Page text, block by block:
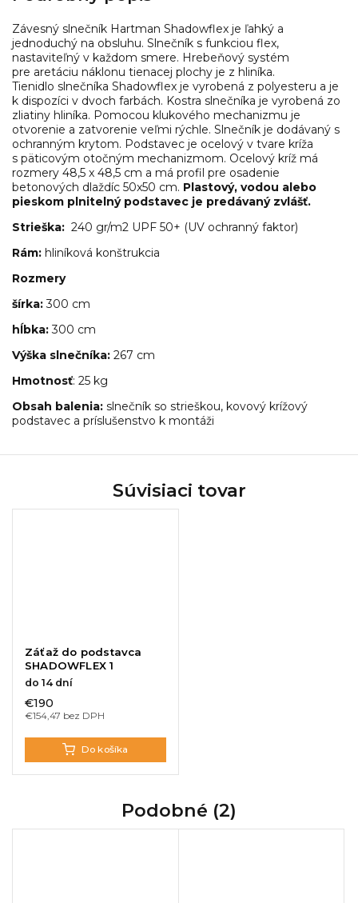
Závesný slnečník Hartman Shadowflex je ľahký a
jednoduchý na obsluhu. Slnečník s funkciou flex,
nastaviteľný v každom smere. Hrebeňový systém
pre aretáciu náklonu tienacej plochy je z hliníka.
Tienidlo slnečníka Shadowflex je vyrobená z polyesteru a je
k dispozíci v dvoch farbách. Kostra slnečníka je vyrobená zo
zliatiny hliníka. Pomocou klukového mechanizmu je
otvorenie a zatvorenie veľmi rýchle. Slnečník je dodávaný s
ochranným krytom. Podstavec je ocelový v tvare kríža
s päticovým otočným mechanizmom. Ocelový kríž má
rozmery 48,5 x 48,5 cm a má profil pre osadenie
betonových dlaždíc 50x50 cm. Plastový, vodou alebo
pieskom plnitelný podstavec je predávaný zvlášť.
Strieška: 240 gr/m2 UPF 50+ (UV ochranný faktor)
Rám: hliníková konštrukcia
Rozmery
šírka:300 cm
hĺbka:300 cm
Výška slnečníka: 267 cm
Hmotnosť: 25 kg
Obsah balenia: slnečník so strieškou, kovový krížový
podstavec a príslušenstvo k montáži
Súvisiaci tovar
Záťaž do podstavca
SHADOWFLEX 1
do 14 dní
€154,47 bez DPH
€190
Do košíka
Podobné (2)